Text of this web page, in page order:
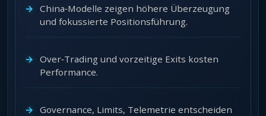
China‑Modelle zeigen höhere Überzeugung
und fokussierte Positionsführung.
Over‑Trading und vorzeitige Exits kosten
Performance.
Governance, Limits, Telemetrie entscheiden